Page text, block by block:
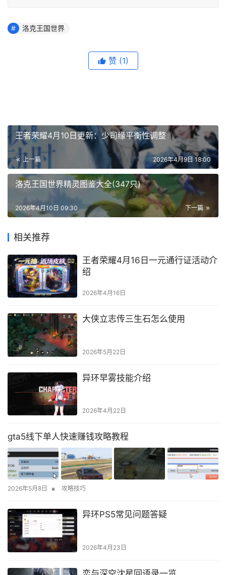
洛克王国世界
赞 (1)
王者荣耀4月10日更新：少司缘平衡性调整
上一篇 2026年4月9日 18:00
洛克王国世界精灵图鉴大全(347只)
下一篇
2026年4月10日 09:30
相关推荐
王者荣耀4月16日一元通行证活动介
绍
2026年4月16日
大侠立志传三生石怎么使用
2026年5月22日
异环早雾技能介绍
2026年4月22日
gta5线下单人快速赚钱攻略教程
2026年5月8日 • 攻略技巧
异环PS5常见问题答疑
2026年4月23日